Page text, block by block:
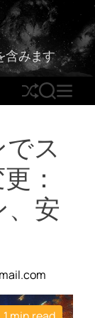
含みます
S
h
ff
l
e
S
E
R
C
H
M
E
ス
：
、安